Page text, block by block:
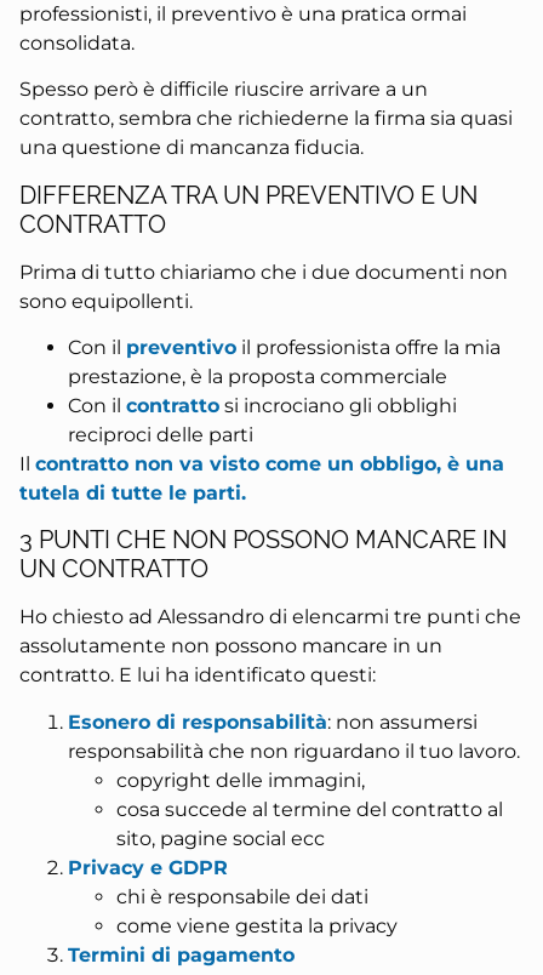
professionisti, il preventivo è una pratica ormai
consolidata.
Spesso però è difficile riuscire arrivare a un
contratto, sembra che richiederne la firma sia quasi
una questione di mancanza fiducia.
DIFFERENZA TRA UN PREVENTIVO E UN
CONTRATTO
Prima di tutto chiariamo che i due documenti non
sono equipollenti.
Con il preventivo il professionista offre la mia
prestazione, è la proposta commerciale
Con il contratto si incrociano gli obblighi
reciproci delle parti
Il contratto non va visto come un obbligo, è una
tutela di tutte le parti.
3 PUNTI CHE NON POSSONO MANCARE IN
UN CONTRATTO
Ho chiesto ad Alessandro di elencarmi tre punti che
assolutamente non possono mancare in un
contratto. E lui ha identificato questi:
Esonero di responsabilità: non assumersi
responsabilità che non riguardano il tuo lavoro.
copyright delle immagini,
cosa succede al termine del contratto al
sito, pagine social ecc
Privacy e GDPR
chi è responsabile dei dati
come viene gestita la privacy
Termini di pagamento